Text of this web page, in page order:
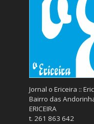
Jornal o Ericeira ::
Bairro das
ERICEIRA
t. 261 863 642